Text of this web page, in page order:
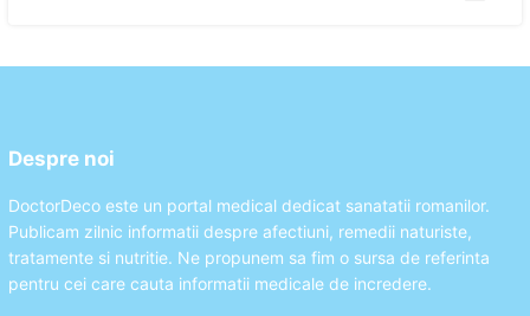
Despre noi
DoctorDeco este un portal medical dedicat sanatatii romanilor.
Publicam zilnic informatii despre afectiuni, remedii naturiste,
tratamente si nutritie. Ne propunem sa fim o sursa de referinta
pentru cei care cauta informatii medicale de incredere.